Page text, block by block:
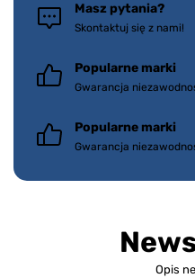
Masz pytania?
Skontaktuj się z nami!
Popularne marki
Gwarancja
Popularne marki
Gwarancja
Opis